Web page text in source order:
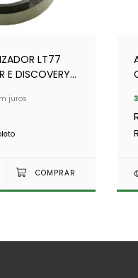
LT77
E DISCOVERY 1
juros 3